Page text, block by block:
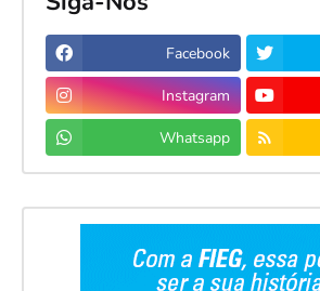
Facebook
Instagram
Whatsapp